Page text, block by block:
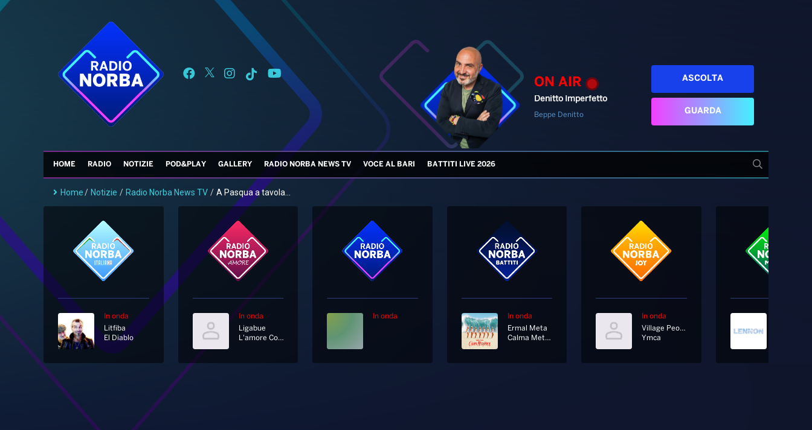
ON AIR
Denitto Imperfetto
Beppe Denitto
ASCOLTA
GUARDA
HOME RADIO NOTIZIE POD&PLAY GALLERY RADIO NORBA NEWS TV VOCE AL BARI BATTITI LIVE 2026
Home/ Notizie / Radio Norba News TV / A Pasqua a tavola...
In onda
Litfiba
El Diablo
In onda
Ligabue
L'amore Conta
In onda
In onda
Ermal Meta
Calma Metafisica
In onda
Village People
Ymca